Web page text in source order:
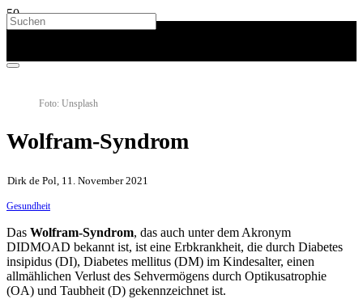
Foto: Unsplash
Wolfram-Syndrom
Dirk de Pol, 11. November 2021
Gesundheit
Das Wolfram-Syndrom, das auch unter dem Akronym
DIDMOAD bekannt ist, ist eine Erbkrankheit, die durch Diabetes
insipidus (DI), Diabetes mellitus (DM) im Kindesalter, einen
allmählichen Verlust des Sehvermögens durch Optikusatrophie
(OA) und Taubheit (D) gekennzeichnet ist.